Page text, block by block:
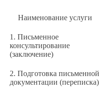
Наименование услуги
1. Письменное
консультирование
(заключение)
2. Подготовка письменной
документации (переписка)